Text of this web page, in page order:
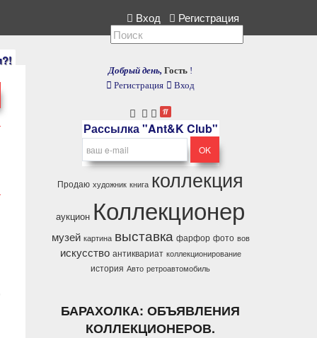
Вход Регистрация
Добрый день, Гость !
Регистрация
Вход
Рассылка "Ant&K Club"
Продаю художник книга коллекция
аукцион Коллекционер
музей картина выставка фарфор фото вов
искусство антиквариат коллекционирование
история Авто ретроавтомобиль
БАРАХОЛКА: ОБЪЯВЛЕНИЯ
КОЛЛЕКЦИОНЕРОВ.